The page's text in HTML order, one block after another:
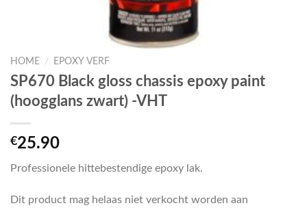
HOME / EPOXY VERF
SP670 Black gloss chassis epoxy paint
(hoogglans zwart) -VHT
€25.90
Professionele hittebestendige epoxy lak.
Dit product mag helaas niet verkocht worden aan